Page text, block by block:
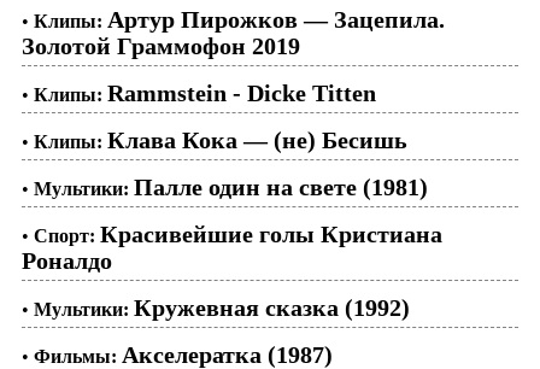
• Клипы: Артур Пирожков — Зацепила.
Золотой Граммофон 2019
• Клипы: Rammstein - Dicke Titten
• Клипы: Клава Кока — (не) Бесишь
• Мультики: Палле один на свете (1981)
• Спорт: Красивейшие голы Кристиана
Роналдо
• Мультики: Кружевная сказка (1992)
• Фильмы: Акселератка (1987)